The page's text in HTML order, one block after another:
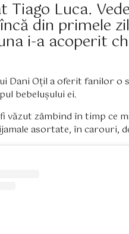
Tiago Luca.
din primele
i-a acoperit
Dani Oțil a oferit fanilor
bebelușului ei.
văzut zâmbind în timp ce
asortate, în carouri,